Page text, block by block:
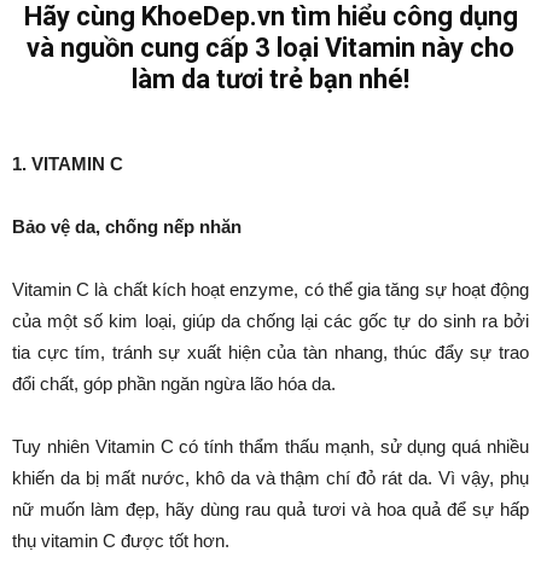
Hãy cùng KhoeDep.vn tìm hiểu công dụng
và nguồn cung cấp 3 loại Vitamin này cho
làm da tươi trẻ bạn nhé!
1. VITAMIN C
Bảo vệ da, chống nếp nhăn
Vitamin C là chất kích hoạt enzyme, có thể gia tăng sự hoạt động
của một số kim loại, giúp da chống lại các gốc tự do sinh ra bởi
tia cực tím, tránh sự xuất hiện của tàn nhang, thúc đẩy sự trao
đổi chất, góp phần ngăn ngừa lão hóa da.
Tuy nhiên Vitamin C có tính thẩm thấu mạnh, sử dụng quá nhiều
khiến da bị mất nước, khô da và thậm chí đỏ rát da. Vì vậy, phụ
nữ muốn làm đẹp, hãy dùng rau quả tươi và hoa quả để sự hấp
thụ vitamin C được tốt hơn.